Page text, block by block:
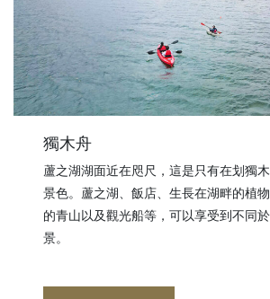
獨木舟
蘆之湖湖面近在咫尺，這是只有在划獨
景色。蘆之湖、飯店、生長在湖畔的植
的青山以及觀光船等，可以享受到不同
景。